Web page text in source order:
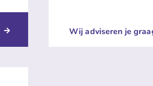
Wij adviseren je